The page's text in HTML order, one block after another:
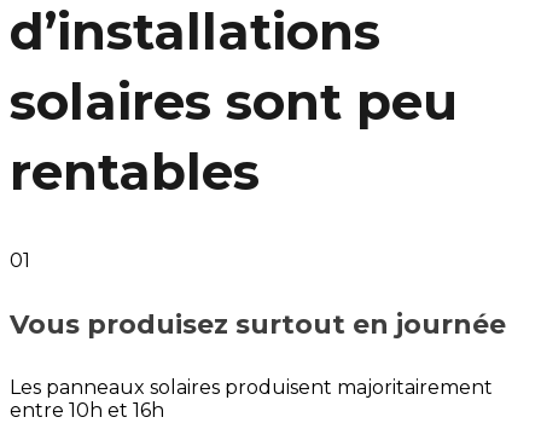
d’installations
solaires sont peu
rentables
01
Vous produisez surtout en journée
Les panneaux solaires produisent majoritairement
entre 10h et 16h